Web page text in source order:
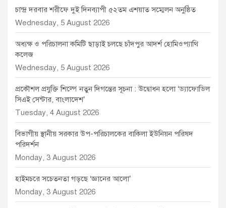
চান্দ্র দরবার শরীফে দুই দিনব্যাপী ৫২তম এশয়াত সম্মেলন অনুষ্ঠিত
Wednesday, 5 August 2026
অধ্যক্ষ ও পরিচালনা কমিটি ছাড়াই চলছে চাঁদপুর আদর্শ হোমিওপ্যাথি
কলেজ
Wednesday, 5 August 2026
প্রকৌশল প্রযুক্তি শিল্পে নতুন দিগন্তের সূচনা : উদ্বোধন হলো ‘ড্যাফোডিল
সিএই সেন্টার, বাংলাদেশ’
Tuesday, 4 August 2026
বিভাগীয় স্থানীয় সরকার উপ-পরিচালকের বাকিলা ইউনিয়ন পরিষদ
পরিদর্শন
Monday, 3 August 2026
হাইমচরে সচেতনতা গড়ছে ‘জ্ঞানের আলো’
Monday, 3 August 2026